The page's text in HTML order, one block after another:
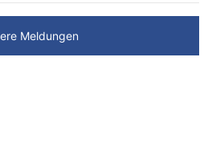
Meldungen